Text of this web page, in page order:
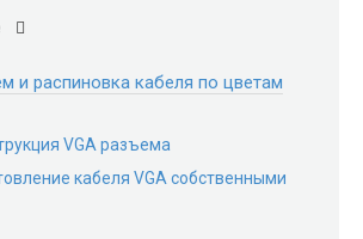
и распиновка кабеля по цветам
VGA разъема
кабеля VGA собственными